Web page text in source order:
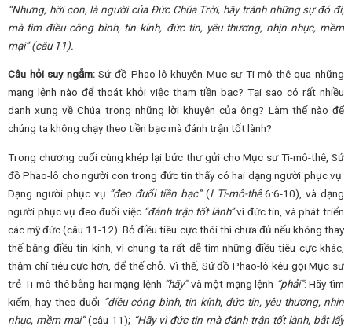
“Nhưng, hỡi con, là người của Đức Chúa Trời, hãy tránh những sự đó đi,
mà tìm điều công bình, tin kính, đức tin, yêu thương, nhịn nhục, mềm
mại” (câu 11).
Câu hỏi suy ngẫm:Sứ đồ Phao-lô khuyên Mục sư Ti-mô-thê qua những
mạng lệnh nào để thoát khỏi việc tham tiền bạc? Tại sao có rất nhiều
danh xưng về Chúa trong những lời khuyên của ông? Làm thế nào để
chúng ta không chạy theo tiền bạc mà đánh trận tốt lành?
Trong chương cuối cùng khép lại bức thư gửi cho Mục sư Ti-mô-thê, Sứ
đồ Phao-lô cho người con trong đức tin thấy có hai dạng người phục vụ:
Dạng người phục vụ “đeo đuổi tiền bạc”(I Ti-mô-thê6:6-10), và dạng
người phục vụ đeo đuổi việc “đánh trận tốt lành”vì đức tin, và phát triển
các mỹ đức (câu 11-12). Bỏ điều tiêu cực thôi thì chưa đủ nếu không thay
thế bằng điều tin kính, vì chúng ta rất dễ tìm những điều tiêu cực khác,
thậm chí tiêu cực hơn, để thế chỗ. Vì thế, Sứ đồ Phao-lô kêu gọi Mục sư
trẻ Ti-mô-thê bằng hai mạng lệnh “hãy”và một mạng lệnh “phải”: Hãy tìm
kiếm, hay theo đuổi “điều công bình, tin kính, đức tin, yêu thương, nhịn
nhục, mềm mại”(câu 11); “Hãy vì đức tin mà đánh trận tốt lành, bắt lấy